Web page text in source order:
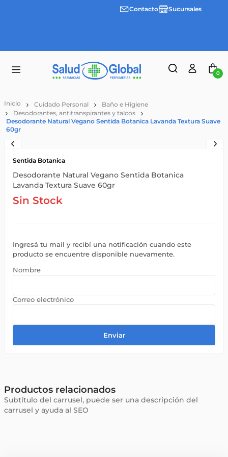
Envíos
Contacto Sucursales
0
Cuidado Personal
Baño e Higiene
Desodorantes, antitranspirantes y talcos
Desodorante Natural Vegano Sentida Botanica Lavanda Textura Suave
60gr
Sentida Botanica
Desodorante Natural Vegano Sentida Botanica
Lavanda Textura Suave 60gr
Sin Stock
Ingresá tu mail y recibí una notificación cuando este
producto se encuentre disponible nuevamente.
Enviar
Productos relacionados
Subtítulo del carrusel, puede ser una descripción del
carrusel y ayuda al SEO